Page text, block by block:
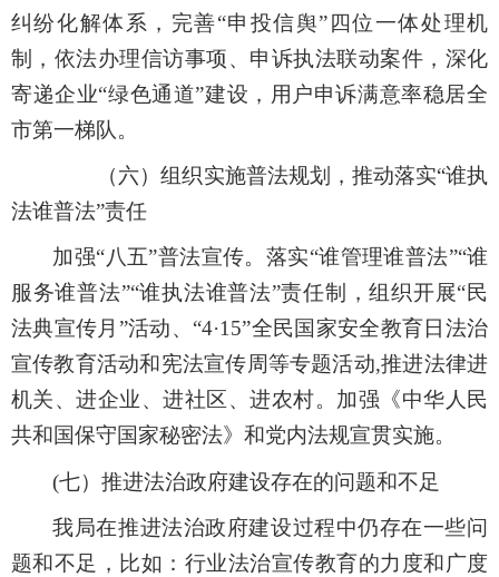
纠纷化解体系，完善“申投信舆”四位一体处理机
制，依法办理信访事项、申诉执法联动案件，深化
寄递企业“绿色通道”建设，用户申诉满意率稳居全
市第一梯队。
（六）组织实施普法规划，推动落实“谁执
法谁普法”责任
加强“八五”普法宣传。落实“谁管理谁普法”“谁
服务谁普法”“谁执法谁普法”责任制，组织开展“民
法典宣传月 ”活动、 “4·15”全民国家安全教育日法治
宣传教育活动和宪法宣传周等专题活动,推进法律进
机关、进企业、进社区、进农村。加强 《中华人民
共和国保守国家秘密法》和党内法规宣贯实施。
(七）推进法治政府建设存在的问题和不足
我局在推进法治政府建设过程中仍存在一些问
题和不足，比如：行业法治宣传教育的力度和广度